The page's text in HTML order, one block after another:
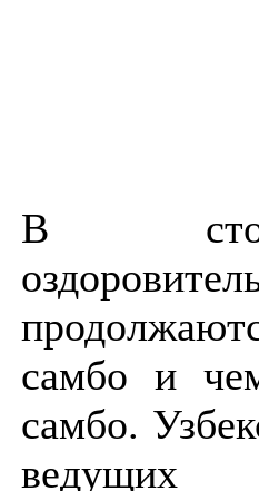
В
самбо и
самбо.